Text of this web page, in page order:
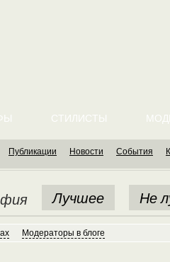
СТИЛИСТЫ
Публикации Новости События
Лучшее Не
Модераторы в блоге